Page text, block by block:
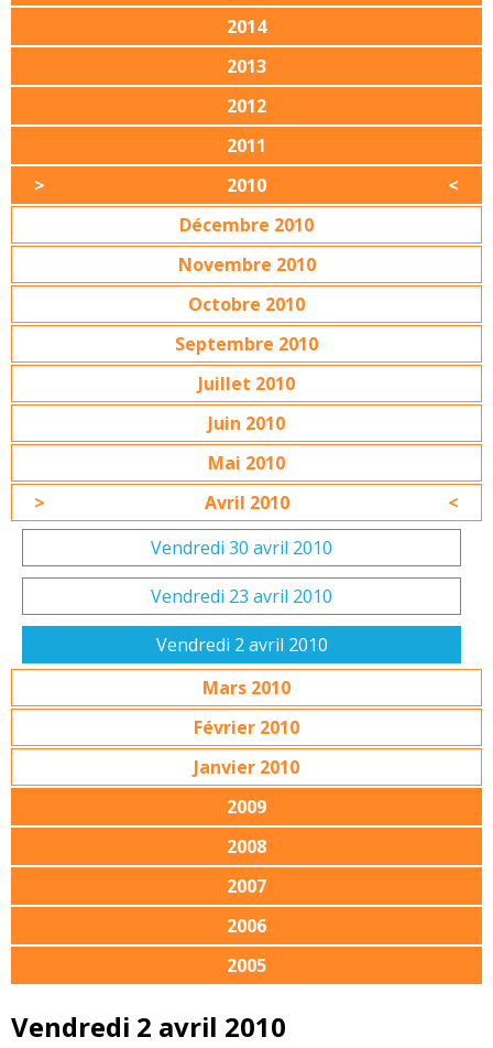
2014
2013
2012
2011
2010
Décembre 2010
Novembre 2010
Octobre 2010
Septembre 2010
Juillet 2010
Juin 2010
Mai 2010
Avril 2010
Vendredi 30 avril 2010
Vendredi 23 avril 2010
Vendredi 2 avril 2010
Mars 2010
Février 2010
Janvier 2010
2009
2008
2007
2006
2005
Vendredi 2 avril 2010